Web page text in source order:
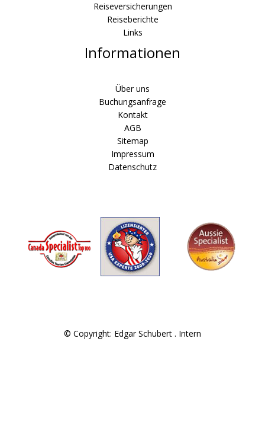
Reiseversicherungen
Reiseberichte
Links
Informationen
Über uns
Buchungsanfrage
Kontakt
AGB
Sitemap
Impressum
Datenschutz
© Copyright: Edgar Schubert . Intern